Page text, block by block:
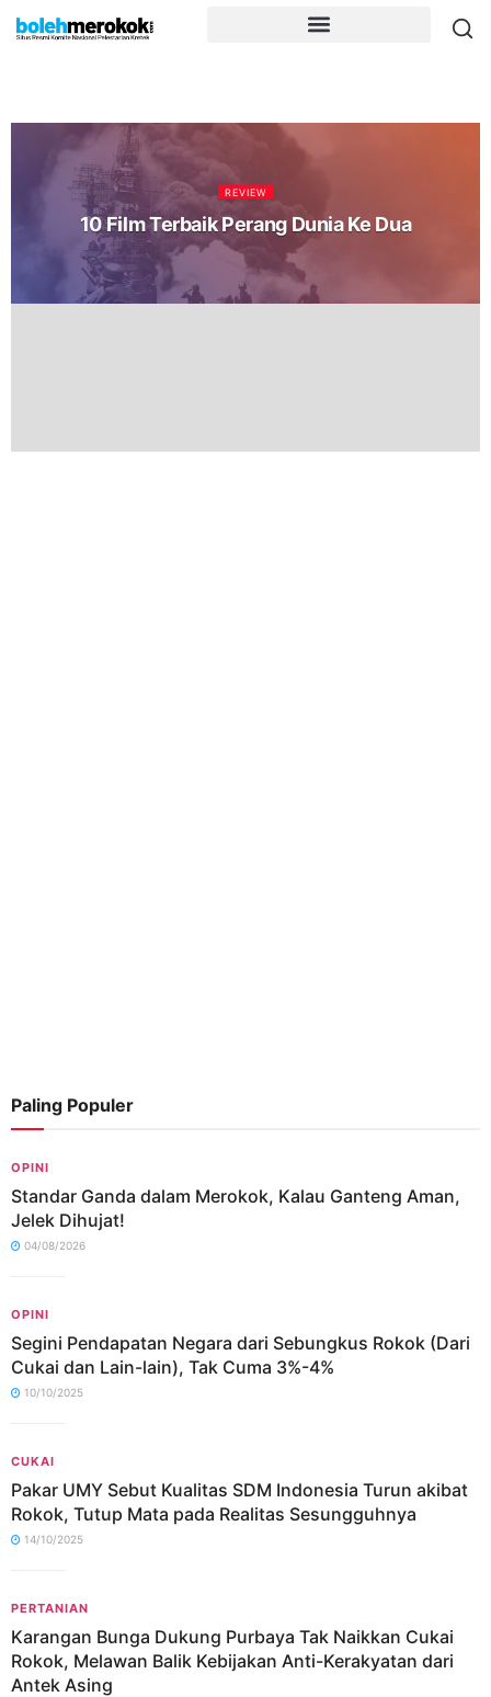
REVIEW
10 Film Terbaik Perang Dunia Ke Dua
Paling Populer
OPINI
Standar Ganda dalam Merokok, Kalau Ganteng Aman,
Jelek Dihujat!
04/08/2026
OPINI
Segini Pendapatan Negara dari Sebungkus Rokok (Dari
Cukai dan Lain-lain), Tak Cuma 3%-4%
10/10/2025
CUKAI
Pakar UMY Sebut Kualitas SDM Indonesia Turun akibat
Rokok, Tutup Mata pada Realitas Sesungguhnya
14/10/2025
PERTANIAN
Karangan Bunga Dukung Purbaya Tak Naikkan Cukai
Rokok, Melawan Balik Kebijakan Anti-Kerakyatan dari
Antek Asing